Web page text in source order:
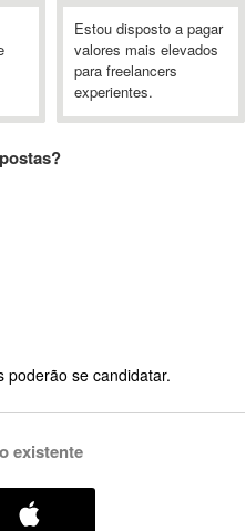
Estou disposto a pagar
valores mais elevados
para freelancers
experientes.
poderão se candidatar.
existente